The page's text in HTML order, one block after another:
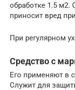
обработке 1.5 м2.
приносит вред
При регулярном
Средство с
Его применяют в
Служит для